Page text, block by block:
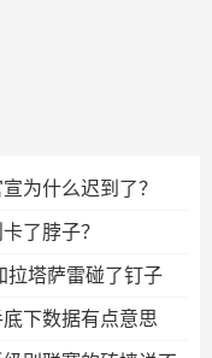
为什么迟到了？
了脖子？
拉塔萨雷碰了钉子
下数据有点意思